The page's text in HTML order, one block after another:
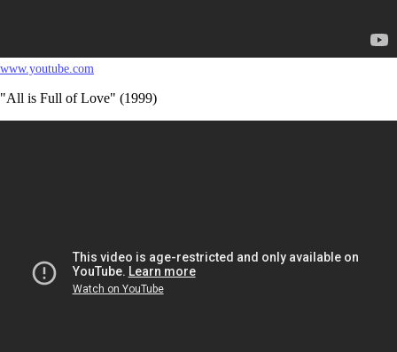
www.youtube.com
"All is Full of Love" (1999)